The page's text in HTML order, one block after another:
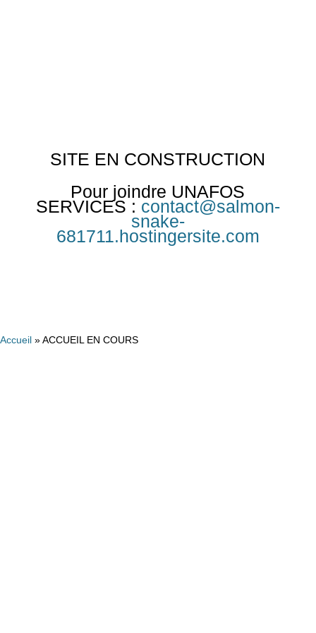
SITE EN CONSTRUCTION
Pour joindre UNAFOS
SERVICES : contact@salmon-
snake-
681711.hostingersite.com
Accueil »ACCUEIL EN COURS